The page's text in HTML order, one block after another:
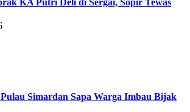
KA Putri Deli di Sergai, Sopir Tewas
Simardan Sapa Warga Imbau Bijak